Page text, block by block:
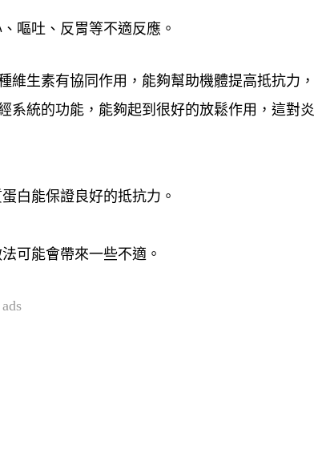
嘔吐、反胃等不適反應。
生素有協同作用，能夠幫助機體提高抵抗力，
系統的功能，能夠起到很好的放鬆作用，這對炎
白能保證良好的抵抗力。
可能會帶來一些不適。